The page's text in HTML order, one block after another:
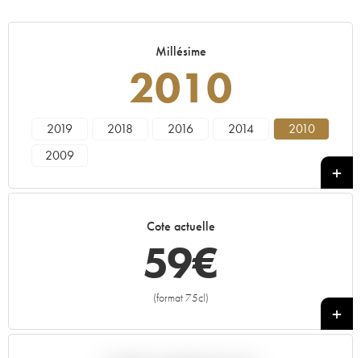
Millésime
2010
2019 2018 2016 2014
2010
2009
Cote actuelle
59€
(format 75cl)
+